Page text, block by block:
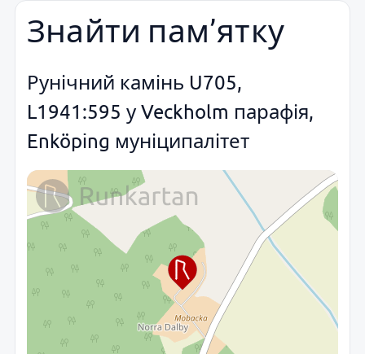
Знайти пам’ятку
Рунічний камінь U705,
L1941:595 у Veckholm парафія,
Enköping муніципалітет